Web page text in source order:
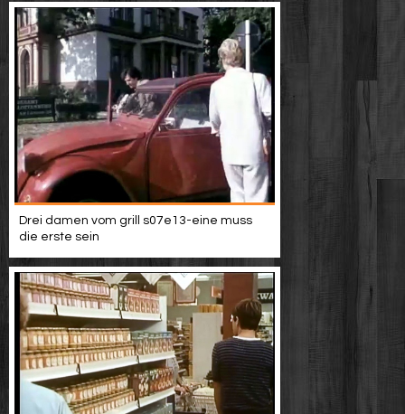
Drei damen vom grill s07e13-eine muss
die erste sein